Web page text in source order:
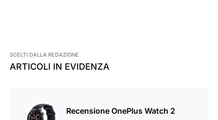
SCELTI DALLA REDAZIONE
ARTICOLI IN EVIDENZA
Recensione OnePlus Watch 2